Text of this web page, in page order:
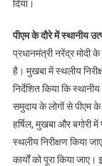
दिया।
पीएम के दौरे में स्थानीय
प्रधानमंत्री नरेंद्र मोदी
है। मुखबा में स्थलीय
निर्देशित किया कि
समुदाय के लोगों से पीएम
हर्षिल, मुखबा और बगोरी
स्थलीय निरीक्षण किया
कार्यों को पूरा किया